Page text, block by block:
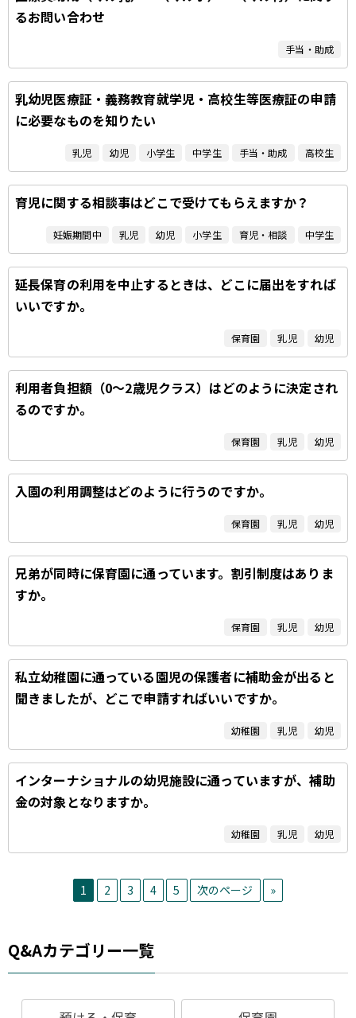
るお問い合わせ
手当・助成
乳幼児医療証・義務教育就学児・高校生等医療証の申請
に必要なものを知りたい
乳児 幼児 小学生 中学生 手当・助成 高校生
育児に関する相談事はどこで受けてもらえますか？
妊娠期間中 乳児 幼児 小学生 育児・相談 中学生
延長保育の利用を中止するときは、どこに届出をすれば
いいですか。
保育園 乳児 幼児
利用者負担額（0～2歳児クラス）はどのように決定され
るのですか。
保育園 乳児 幼児
入園の利用調整はどのように行うのですか。
保育園 乳児 幼児
兄弟が同時に保育園に通っています。割引制度はありま
すか。
保育園 乳児 幼児
私立幼稚園に通っている園児の保護者に補助金が出ると
聞きましたが、どこで申請すればいいですか。
幼稚園 乳児 幼児
インターナショナルの幼児施設に通っていますが、補助
金の対象となりますか。
幼稚園 乳児 幼児
1 2 3 4 5 次のページ »
Q&Aカテゴリー一覧